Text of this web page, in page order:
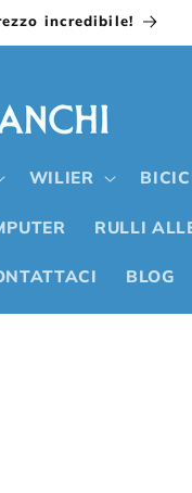
incredibile!
WILIER
RULLI
BLOG